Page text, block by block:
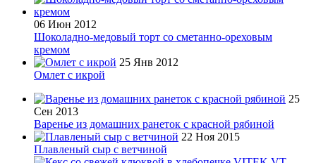
06 Июн 2012
Шоколадно-медовый торт со сметанно-ореховым
кремом
25 Янв 2012
Омлет с икрой
25
Сен 2013
Варенье из домашних ранеток с красной рябиной
22 Ноя 2015
Плавленый сыр с ветчиной